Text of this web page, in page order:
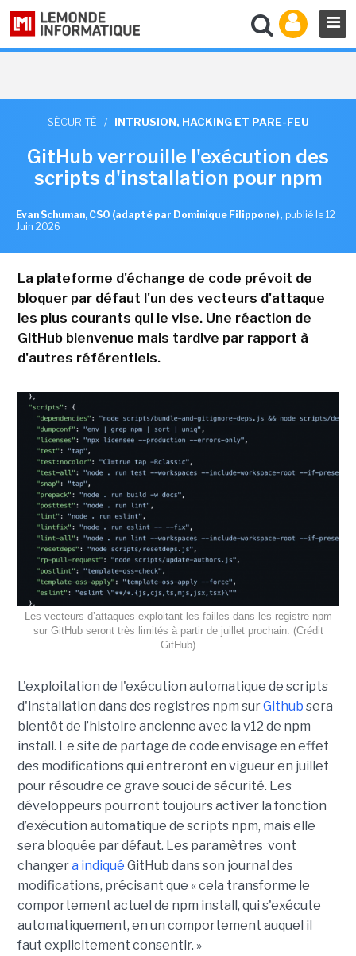
SÉCURITÉ / INTRUSION, HACKING ET PARE-FEU
GitHub verrouille l'exécution des
scripts d'installation pour npm
Evan Schuman, CSO (adapté par Dominique Filippone) , publié le 12
Juin 2026
La plateforme d'échange de code prévoit de
bloquer par défaut l'un des vecteurs d'attaque
les plus courants qui le vise. Une réaction de
GitHub bienvenue mais tardive par rapport à
d'autres référentiels.
Les vecteurs d’attaques exploitant les failles dans les registre npm
sur GitHub seront très limités à partir de juillet prochain. (Crédit
GitHub)
L'exploitation de l'exécution automatique de scripts
d'installation dans des registres npm surGithub sera
bientôt de l’histoire ancienne avec la v12 de npm
install. Le site de partage de code envisage en effet
des modifications qui entreront en vigueur en juillet
pour résoudre ce grave souci de sécurité. Les
développeurs pourront toujours activer la fonction
d’exécution automatique de scripts npm, mais elle
sera bloquée par défaut. Les paramètres vont
changera indiqué GitHub dans son journal des
modifications, précisant que « cela transforme le
comportement actuel de npm install, qui s'exécute
automatiquement, en un comportement auquel il
faut explicitement consentir. »